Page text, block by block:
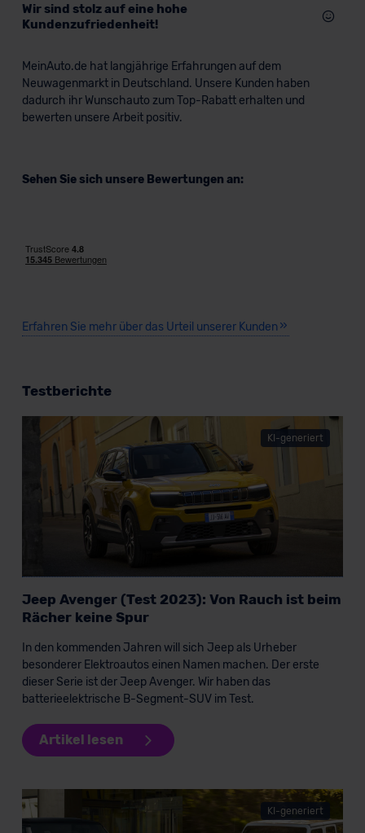
Wir sind stolz auf eine hohe
Kundenzufriedenheit!
MeinAuto.de hat langjährige Erfahrungen auf dem
Neuwagenmarkt in Deutschland. Unsere Kunden haben
dadurch ihr Wunschauto zum Top-Rabatt erhalten und
bewerten unsere Arbeit positiv.
Sehen Sie sich unsere Bewertungen an:
Erfahren Sie mehr über das Urteil unserer Kunden
Testberichte
KI-generiert
Jeep Avenger (Test 2023): Von Rauch ist beim
Rächer keine Spur
In den kommenden Jahren will sich Jeep als Urheber
besonderer Elektroautos einen Namen machen. Der erste
dieser Serie ist der Jeep Avenger. Wir haben das
batterieelektrische B-Segment-SUV im Test.
Artikel lesen
KI-generiert